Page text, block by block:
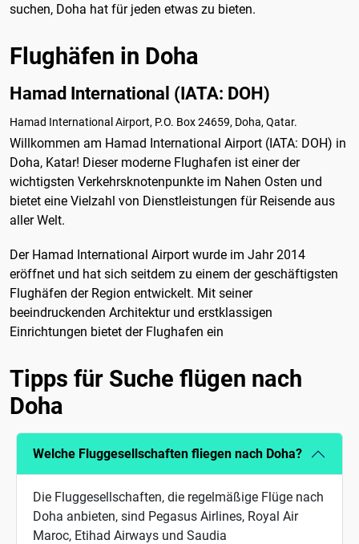
suchen, Doha hat für jeden etwas zu bieten.
Flughäfen in Doha
Hamad International (IATA: DOH)
Hamad International Airport, P.O. Box 24659, Doha, Qatar.
Willkommen am Hamad International Airport (IATA: DOH) in
Doha, Katar! Dieser moderne Flughafen ist einer der
wichtigsten Verkehrsknotenpunkte im Nahen Osten und
bietet eine Vielzahl von Dienstleistungen für Reisende aus
aller Welt.
Der Hamad International Airport wurde im Jahr 2014
eröffnet und hat sich seitdem zu einem der geschäftigsten
Flughäfen der Region entwickelt. Mit seiner
beeindruckenden Architektur und erstklassigen
Einrichtungen bietet der Flughafen ein
Tipps für Suche flügen nach
Doha
Welche Fluggesellschaften fliegen nach Doha?
Die Fluggesellschaften, die regelmäßige Flüge nach
Doha anbieten, sind Pegasus Airlines, Royal Air
Maroc, Etihad Airways und Saudia